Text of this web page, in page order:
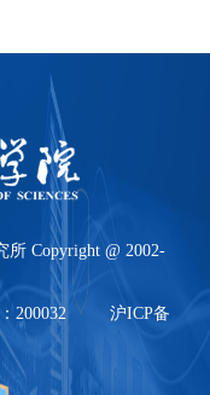
Copyright @ 2002-
：200032 沪ICP备